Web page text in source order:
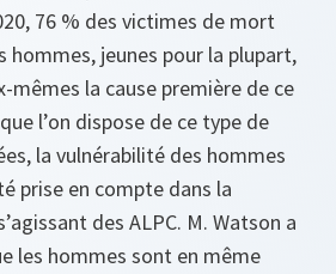
76 % des victimes de mort
jeunes pour la plupart,
mêmes la cause première de ce
l’on dispose de ce type de
la vulnérabilité des hommes
prise en compte dans la
des ALPC. M. Watson a
les hommes sont en même